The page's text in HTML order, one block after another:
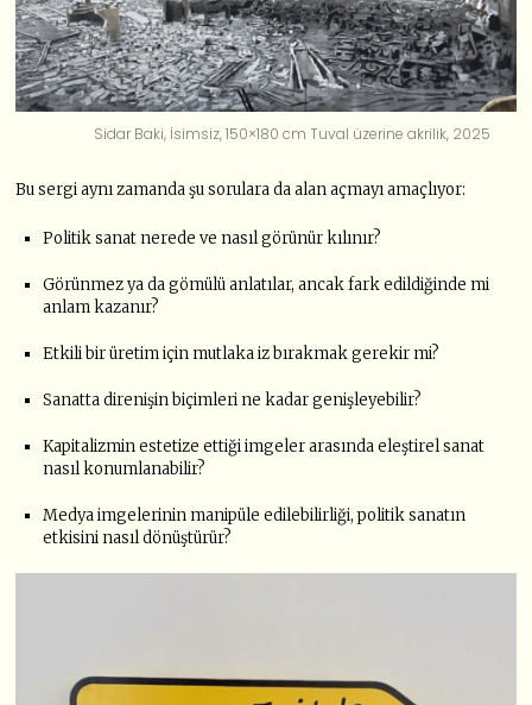
Sidar Baki, İsimsiz, 150×180 cm Tuval üzerine akrilik, 2025
Bu sergi aynı zamanda şu sorulara da alan açmayı amaçlıyor:
Politik sanat nerede ve nasıl görünür kılınır?
Görünmez ya da gömülü anlatılar, ancak fark edildiğinde mi
anlam kazanır?
Etkili bir üretim için mutlaka iz bırakmak gerekir mi?
Sanatta direnişin biçimleri ne kadar genişleyebilir?
Kapitalizmin estetize ettiği imgeler arasında eleştirel sanat
nasıl konumlanabilir?
Medya imgelerinin manipüle edilebilirliği, politik sanatın
etkisini nasıl dönüştürür?